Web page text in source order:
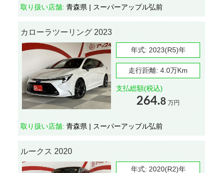
取り扱い店舗: 青森県 | スーパーアップル弘前
カローラツーリング 2023
年式: 2023(R5)年
走行距離: 4.0万Km
支払総額(税込)
264.8 万円
取り扱い店舗: 青森県 | スーパーアップル弘前
ルークス 2020
年式: 2020(R2)年